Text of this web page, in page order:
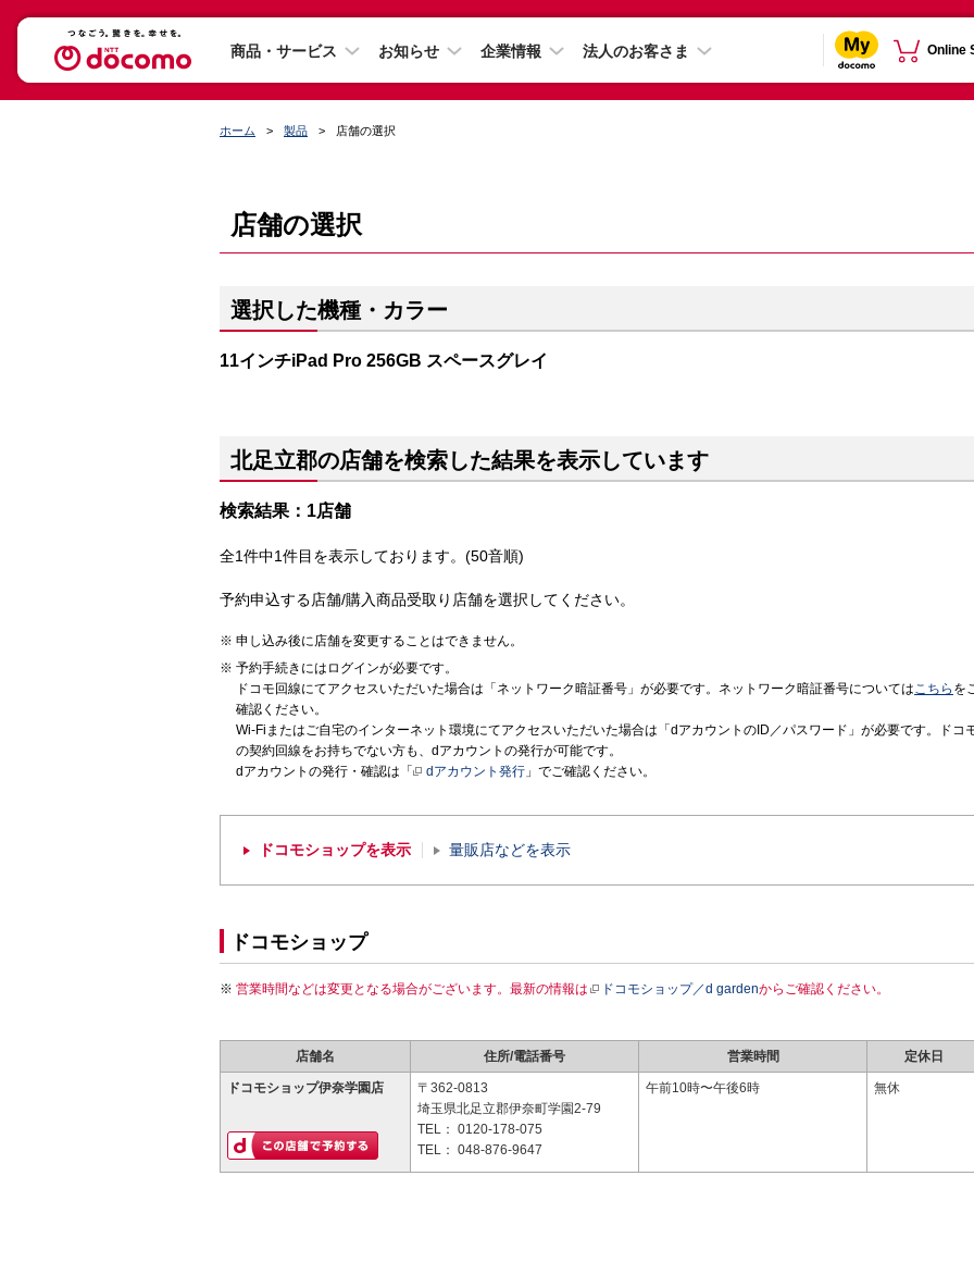
商品・サービス お知らせ 企業情報 法人のお客さま Online
ホーム 製品 店舗の選択
店舗の選択
選択した機種・カラー
11インチiPad Pro 256GB スペースグレイ
北足立郡の店舗を検索した結果を表示しています
検索結果：1店舗
全1件中1件目を表示しております。(50音順)
予約申込する店舗/購入商品受取り店舗を選択してください。
申し込み後に店舗を変更することはできません。
予約手続きにはログインが必要です。
ドコモ回線にてアクセスいただいた場合は「ネットワーク暗証番号」が必要です。ネットワーク暗証番号についてはこちら を
確認ください。
Wi-Fiまたはご自宅のインターネット環境にてアクセスいただいた場合は「dアカウントのID／パスワード」が必要です。ドコ
の契約回線をお持ちでない方も、dアカウントの発行が可能です。
dアカウントの発行・確認は「
dアカウント発行 」でご確認ください。
ドコモショップを表示 量販店などを表示
ドコモショップ
営業時間などは変更となる場合がございます。最新の情報は ドコモショップ／d gardenからご確認ください。
店舗名 住所/電話番号 営業時間 定休日
ドコモショップ伊奈学園店
〒362-0813
埼玉県北足立郡伊奈町学園2-79
TEL： 0120-178-075
TEL： 048-876-9647
午前10時〜午後6時 無休